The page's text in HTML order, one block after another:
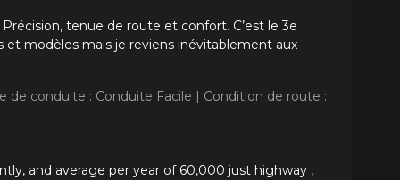
tenue de route et confort. C’est le 3e
et modèles mais je reviens inévitablement aux
de conduite : Conduite Facile | Condition de route :
and average per year of 60,000 just highway ,